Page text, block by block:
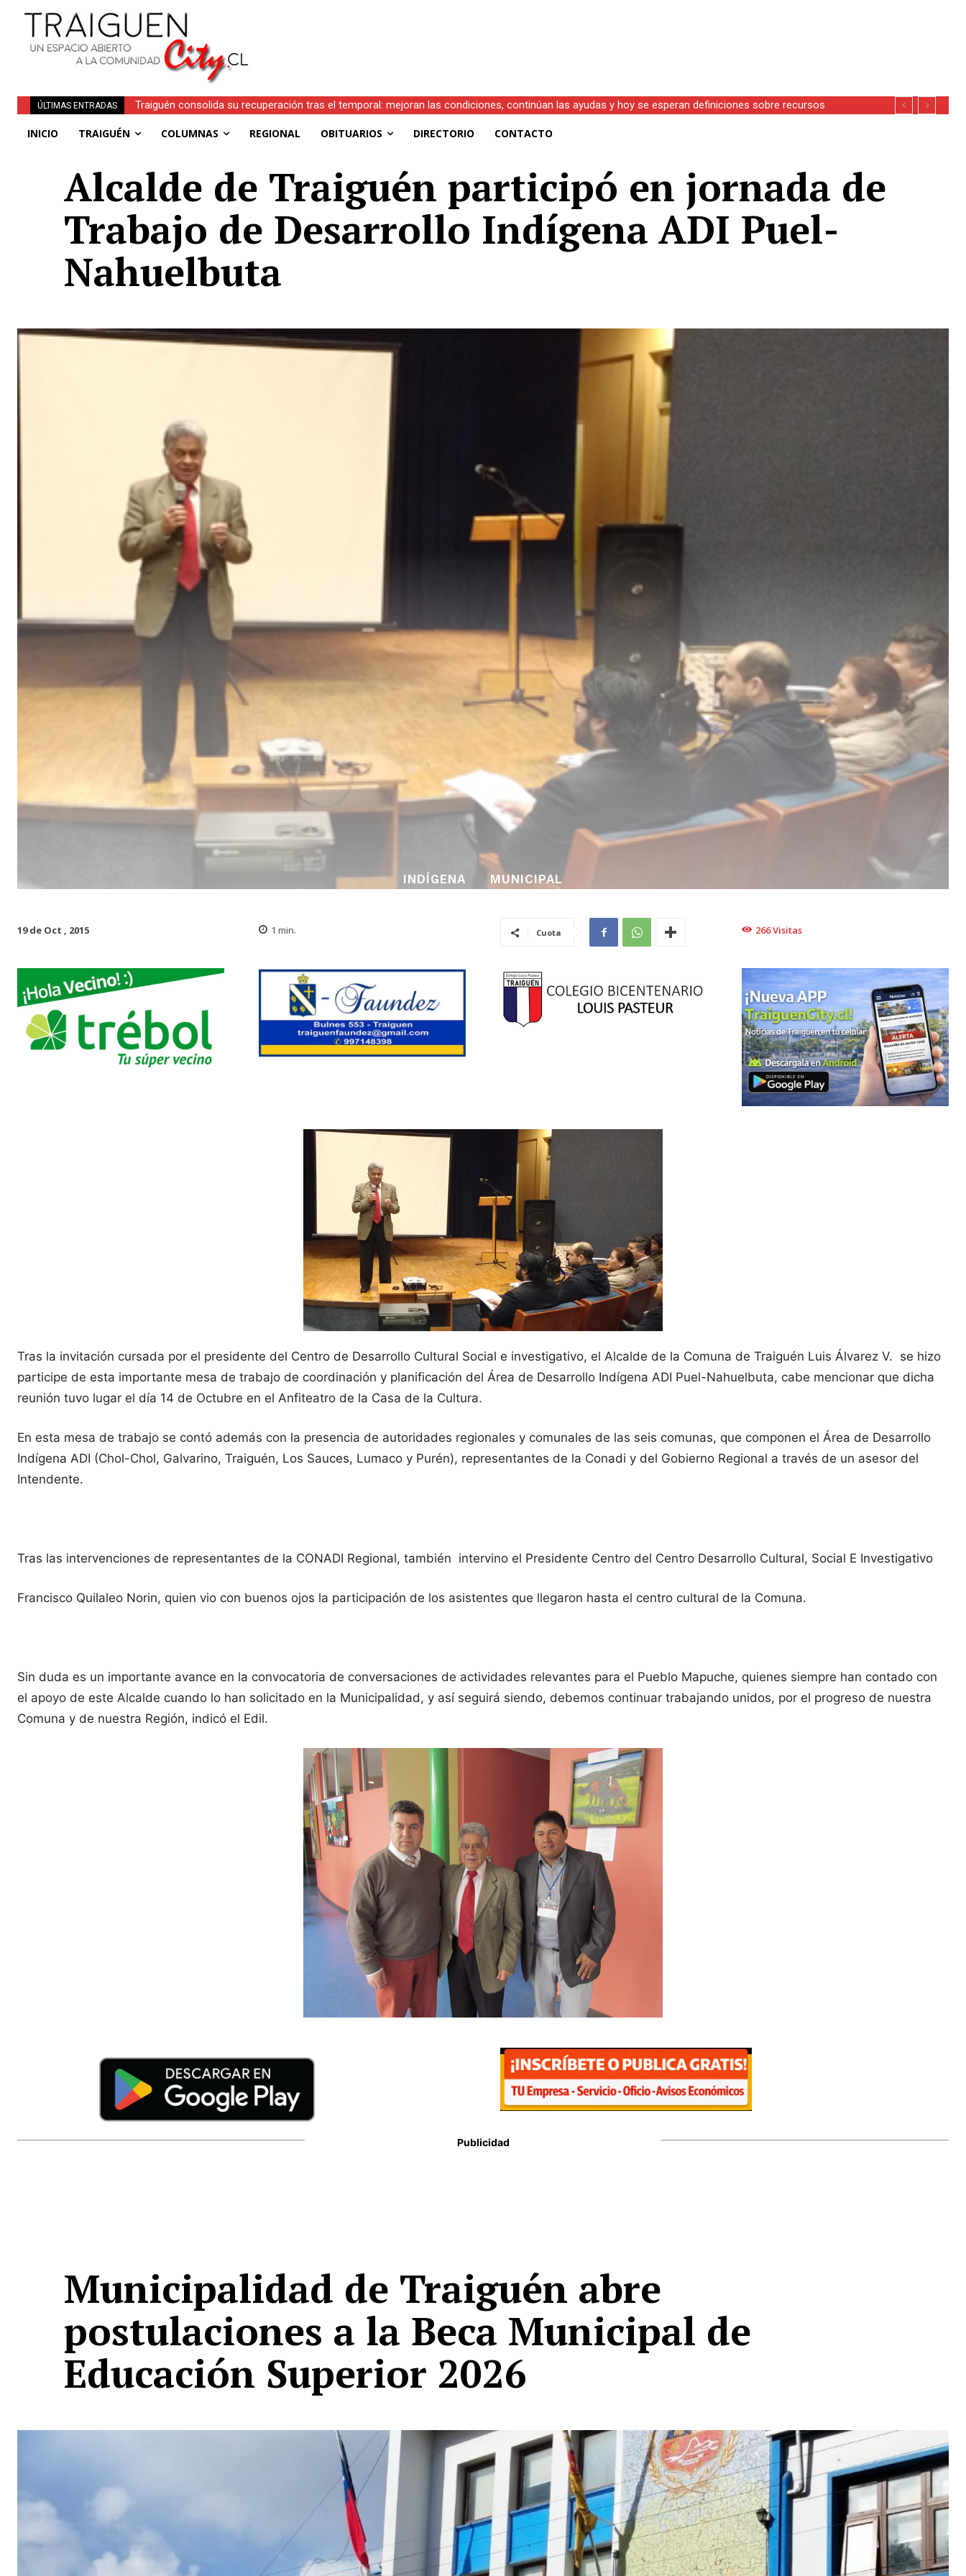
ÚLTIMAS ENTRADAS
Traiguén consolida su recuperación tras el temporal: mejoran las condiciones, continúan las ayudas y hoy se esperan definiciones sobre recursos
Obituario | Inés Faundez Linero (Q.E.P.D.)
INICIO TRAIGUÉN COLUMNAS REGIONAL OBITUARIOS DIRECTORIO CONTACTO
Alcalde de Traiguén participó en jornada de
Trabajo de Desarrollo Indígena ADI Puel-
Nahuelbuta
INDÍGENA MUNICIPAL
19 de Oct , 2015 1 min. Cuota 266Visitas
Tras la invitación cursada por el presidente del Centro de Desarrollo Cultural Social e investigativo, el Alcalde de la Comuna de Traiguén Luis Álvarez V. se hizo
participe de esta importante mesa de trabajo de coordinación y planificación del Área de Desarrollo Indígena ADI Puel-Nahuelbuta, cabe mencionar que dicha
reunión tuvo lugar el día 14 de Octubre en el Anfiteatro de la Casa de la Cultura.
En esta mesa de trabajo se contó además con la presencia de autoridades regionales y comunales de las seis comunas, que componen el Área de Desarrollo
Indígena ADI (Chol-Chol, Galvarino, Traiguén, Los Sauces, Lumaco y Purén), representantes de la Conadi y del Gobierno Regional a través de un asesor del
Intendente.
Tras las intervenciones de representantes de la CONADI Regional, también intervino el Presidente Centro del Centro Desarrollo Cultural, Social E Investigativo
Francisco Quilaleo Norin, quien vio con buenos ojos la participación de los asistentes que llegaron hasta el centro cultural de la Comuna.
Sin duda es un importante avance en la convocatoria de conversaciones de actividades relevantes para el Pueblo Mapuche, quienes siempre han contado con
el apoyo de este Alcalde cuando lo han solicitado en la Municipalidad, y así seguirá siendo, debemos continuar trabajando unidos, por el progreso de nuestra
Comuna y de nuestra Región, indicó el Edil.
Publicidad